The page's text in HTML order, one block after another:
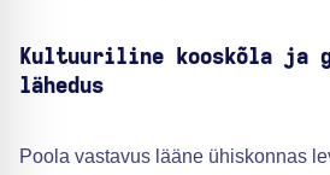
Kultuuriline kooskõla ja
lähedus
Poola vastavus lääne ühiskonnas